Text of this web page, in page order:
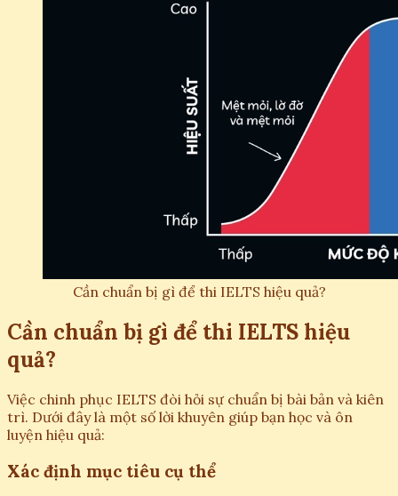
Cần chuẩn bị gì để thi IELTS hiệu quả?
Cần chuẩn bị gì để thi IELTS hiệu
quả?
Việc chinh phục IELTS đòi hỏi sự chuẩn bị bài bản và kiên
trì. Dưới đây là một số lời khuyên giúp bạn học và ôn
luyện hiệu quả:
Xác định mục tiêu cụ thể